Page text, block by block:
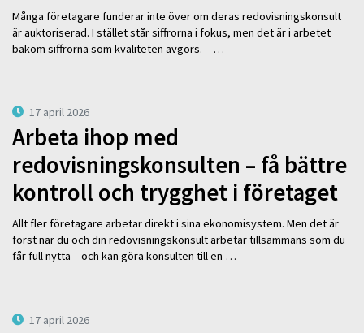
Många företagare funderar inte över om deras redovisningskonsult
är auktoriserad. I stället står siffrorna i fokus, men det är i arbetet
bakom siffrorna som kvaliteten avgörs. – …
17 april 2026
Arbeta ihop med
redovisningskonsulten – få bättre
kontroll och trygghet i företaget
Allt fler företagare arbetar direkt i sina ekonomisystem. Men det är
först när du och din redovisningskonsult arbetar tillsammans som du
får full nytta – och kan göra konsulten till en …
17 april 2026